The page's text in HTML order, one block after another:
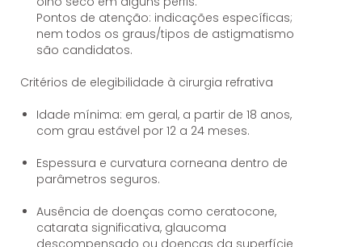
Pontos de atenção: indicações específicas;
nem todos os graus/tipos de astigmatismo
são candidatos.
Critérios de elegibilidade à cirurgia refrativa
Idade mínima: em geral, a partir de 18 anos,
com grau estável por 12 a 24 meses.
Espessura e curvatura corneana dentro de
parâmetros seguros.
Ausência de doenças como ceratocone,
catarata significativa, glaucoma
descompensado ou doenças da superfície